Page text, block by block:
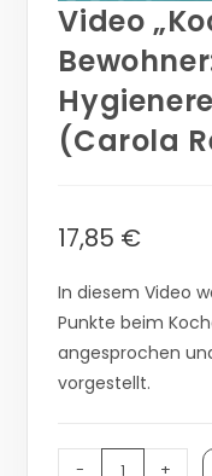
Video
(Carola
17,85 €
In diesem Video
Punkte beim
angesprochen
vorgestellt.
- +